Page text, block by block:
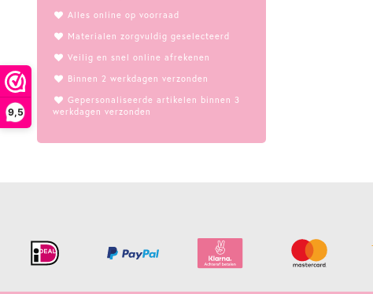
9,5
Alles online op voorraad
Materialen zorgvuldig geselecteerd
Veilig en snel online afrekenen
Binnen 2 werkdagen verzonden
Gepersonaliseerde artikelen binnen 3
werkdagen verzonden